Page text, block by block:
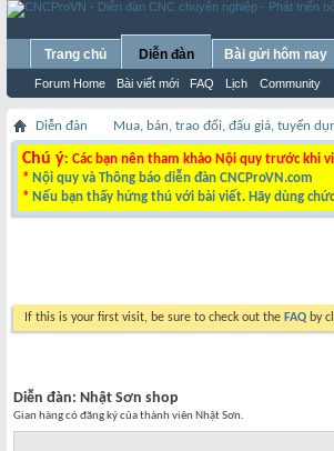
Trang chủ Diễn đàn
Forum Home Bài viết mới FAQ Lịch Community
Bài gửi hôm nay
Diễn đàn Mua, bán, trao đổi, đấu giá, tuyển
Chú ý: Các bạn nên tham khảo Nội quy trước khi
* Nội quy và Thông báo diễn đàn CNCProVN.com
* Nếu bạn thấy hứng thú với bài viết. Hãy dùng
If this is your first visit, be sure to check out the FAQ by
Diễn đàn: Nhật Sơn shop
Gian hàng có đăng ký của thành viên Nhật Sơn.